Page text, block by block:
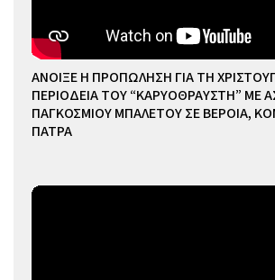
ΑΝΟΙΞΕ Η ΠΡΟΠΩΛΗΣΗ ΓΙΑ ΤΗ
ΠΕΡΙΟΔΕΙΑ ΤΟΥ “ΚΑΡΥΟΘΡΑΥΣΤΗ” ΜΕ
ΠΑΓΚΟΣΜΙΟΥ ΜΠΑΛΕΤΟΥ ΣΕ ΒΕΡΟΙΑ,
ΠΑΤΡΑ